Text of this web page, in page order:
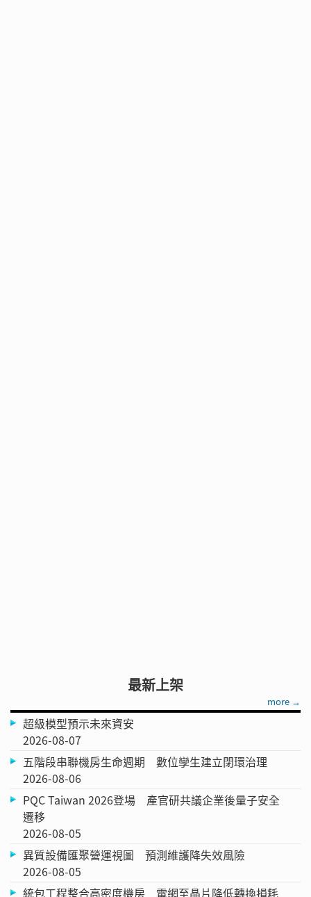
最新上架
more →
超級模型預示未來資安
2026-08-07
五階段串聯機房生命週期 數位孿生建立閉環治理
2026-08-06
PQC Taiwan 2026登場 產官研共議企業後量子安全
遷移
2026-08-05
異質設備匯聚營運視圖 預測維護降失效風險
2026-08-05
統包工程整合高密度機房 電網至晶片降低轉換損耗